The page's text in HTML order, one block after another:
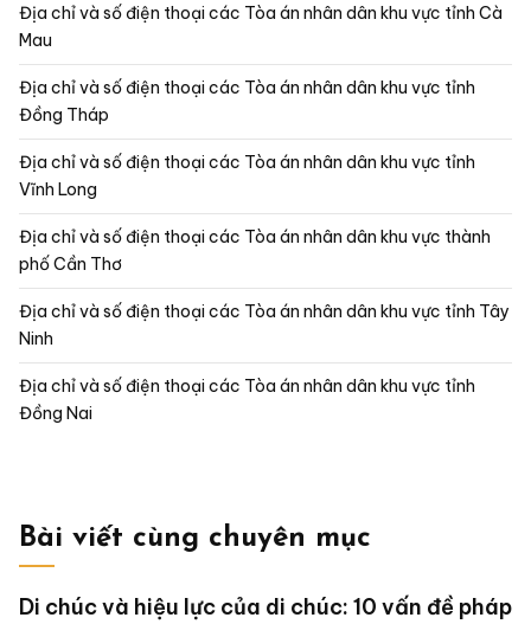
Địa chỉ và số điện thoại các Tòa án nhân dân khu vực tỉnh Cà
Mau
Địa chỉ và số điện thoại các Tòa án nhân dân khu vực tỉnh
Đồng Tháp
Địa chỉ và số điện thoại các Tòa án nhân dân khu vực tỉnh
Vĩnh Long
Địa chỉ và số điện thoại các Tòa án nhân dân khu vực thành
phố Cần Thơ
Địa chỉ và số điện thoại các Tòa án nhân dân khu vực tỉnh Tây
Ninh
Địa chỉ và số điện thoại các Tòa án nhân dân khu vực tỉnh
Đồng Nai
Bài viết cùng chuyên mục
Di chúc và hiệu lực của di chúc: 10 vấn đề pháp